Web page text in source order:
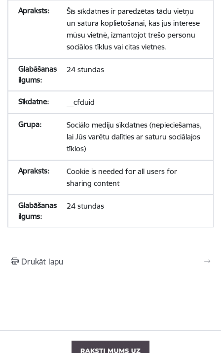
Šīs sīkdatnes ir paredzētas tādu vietņu
un satura koplietošanai, kas jūs interesē
mūsu vietnē, izmantojot trešo personu
sociālos tīklus vai citas vietnes.
24 stundas
__cfduid
Sociālo mediju sīkdatnes (nepieciešamas,
lai Jūs varētu dalīties ar saturu sociālajos
tīklos)
Cookie is needed for all users for
sharing content
24 stundas
Drukāt lapu